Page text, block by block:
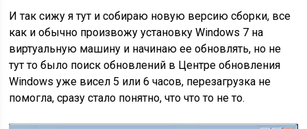
И так сижу я тут и собираю новую версию сборки, все
как и обычно произвожу установку Windows 7 на
виртуальную машину и начинаю ее обновлять, но не
тут то было поиск обновлений в Центре обновления
Windows уже висел 5 или 6 часов, перезагрузка не
помогла, сразу стало понятно, что что то не то.